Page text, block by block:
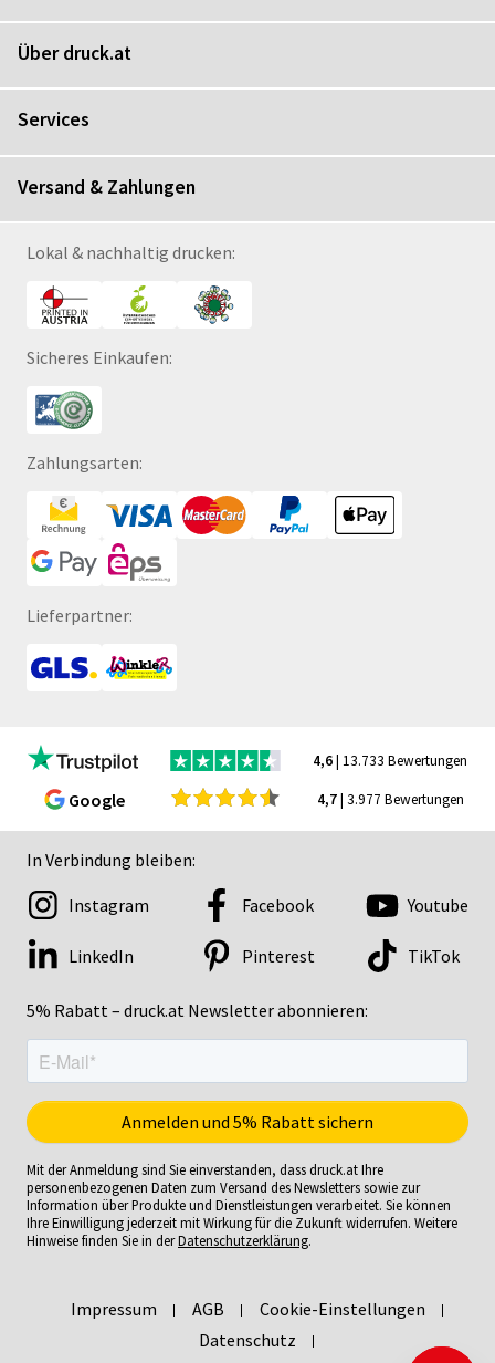
Über druck.at
Services
Versand & Zahlungen
Lokal & nachhaltig drucken:
Sicheres Einkaufen:
Zahlungsarten:
Lieferpartner:
4,6| 13.733 Bewertungen
Google 4,7| 3.977 Bewertungen
In Verbindung bleiben:
5% Rabatt – druck.at Newsletter abonnieren:
Instagram Facebook Youtube
LinkedIn Pinterest TikTok
Mit der Anmeldung sind Sie einverstanden, dass druck.at Ihre
personenbezogenen Daten zum Versand des Newsletters sowie zur
Information über Produkte und Dienstleistungen verarbeitet. Sie können
Ihre Einwilligung jederzeit mit Wirkung für die Zukunft widerrufen. Weitere
Hinweise finden Sie in derDatenschutzerklärung.
Impressum AGB
Cookie-Einstellungen
Datenschutz